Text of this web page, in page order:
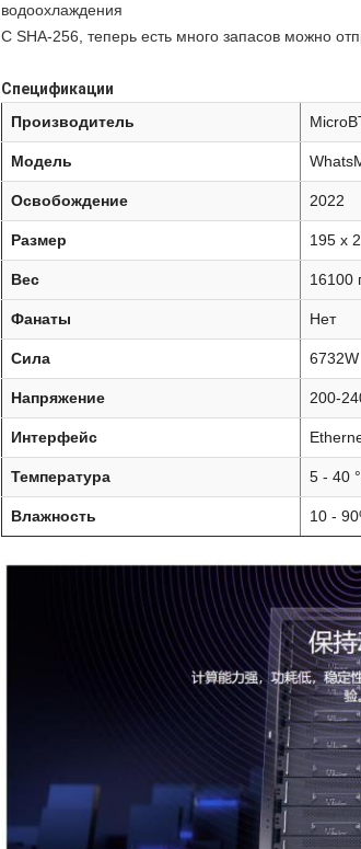
водоохлаждения
С SHA-256, теперь есть много запасов можно
Спецификации
Производитель
Модель
Освобождение 2022
Размер 195 x
Вес 16100
Фанаты Нет
Сила 6732W
Напряжение 200-
Интерфейс
Температура 5 - 40
Влажность 10 -